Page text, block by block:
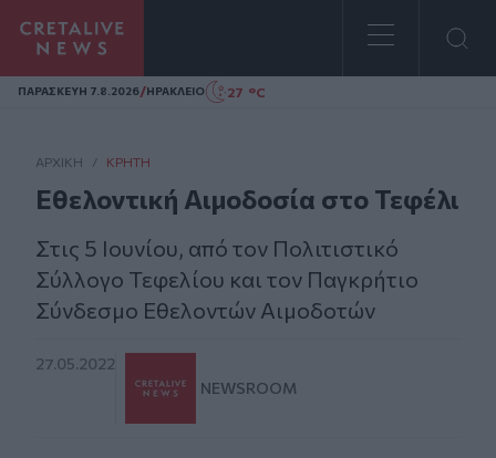
Homepage
ΠΑΡΑΣΚΕΥΗ 7.8.2026/ΗΡΑΚΛΕΙΟ 27 °C
ΑΡΧΙΚΗ / ΚΡΉΤΗ
Εθελοντική Αιμοδοσία στο Τεφέλι
Στις 5 Ιουνίου, από τον Πολιτιστικό
Σύλλογο Τεφελίου και τον Παγκρήτιο
Σύνδεσμο Εθελοντών Αιμοδοτών
27.05.2022
NEWSROOM